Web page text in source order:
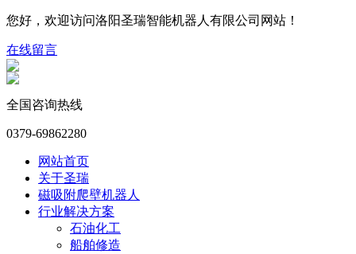
您好，欢迎访问洛阳圣瑞智能机器人有限公司网站！
在线留言
全国咨询热线
0379-69862280
网站首页
关于圣瑞
磁吸附爬壁机器人
行业解决方案
石油化工
船舶修造